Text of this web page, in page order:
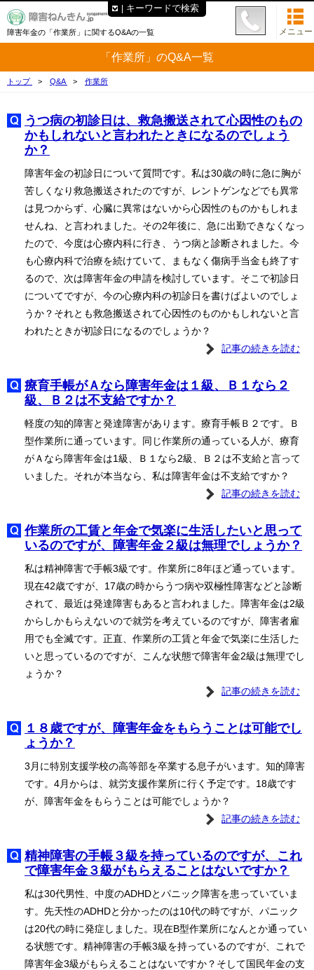
障害年金の「作業所」に関するQ&Aの一覧 メニュー
「作業所」のQ&A一覧
トップ Q&A 作業所
うつ病の初診日は、救急搬送されて心因性のもの
かもしれないと言われたときになるのでしょう
か？
障害年金の初診日について質問です。私は30歳の時に急に胸が
苦しくなり救急搬送されたのですが、レントゲンなどでも異常
は見つからず、心臓に異常はないから心因性のものかもしれま
せんね、と言われました。その2年後に、急に出勤できなくなっ
たので、今度は心療内科に行き、うつ病と診断されました。今
も心療内科で治療を続けていて、まもなく傷病手当金も終了す
るので、次は障害年金の申請を検討しています。そこで初診日
についてですが、今の心療内科の初診日を書けばよいのでしょ
うか？それとも救急搬送されて心因性のものかもしれないと言
われたときが初診日になるのでしょうか？
記事の続きを読む
療育手帳がＡなら障害年金は１級、Ｂ１なら２
級、Ｂ２は不支給ですか？
軽度の知的障害と発達障害があります。療育手帳Ｂ２です。Ｂ
型作業所に通っています。同じ作業所の通っている人が、療育
がＡなら障害年金は1級、Ｂ１なら2級、Ｂ２は不支給と言って
いました。それが本当なら、私は障害年金は不支給ですか？
記事の続きを読む
作業所の工賃と年金で気楽に生活したいと思って
いるのですが、障害年金２級は無理でしょうか？
私は精神障害で手帳3級です。作業所に8年ほど通っています。
現在42歳ですが、17歳の時からうつ病や双極性障害などと診断
されて、最近は発達障害もあると言われました。障害年金は2級
からしかもらえないので就労を考えているのですが、障害者雇
用でも全滅です。正直、作業所の工賃と年金で気楽に生活した
いと思っているのですが、こんな状態で障害年金2級は無理でし
ょうか？
記事の続きを読む
１８歳ですが、障害年金をもらうことは可能でし
ょうか？
3月に特別支援学校の高等部を卒業する息子がいます。知的障害
です。4月からは、就労支援作業所に行く予定です。18歳です
が、障害年金をもらうことは可能でしょうか？
記事の続きを読む
精神障害の手帳３級を持っているのですが、これ
で障害年金３級がもらえることはないですか？
私は30代男性、中度のADHDとパニック障害を患っていていま
す。先天性のADHDと分かったのは10代の時ですが、パニック
は20代の時に発症しました。現在B型作業所になんとか通ってい
る状態です。精神障害の手帳3級を持っているのですが、これで
障害年金3級がもらえることはないですか？そして国民年金の支
キーワードで検索